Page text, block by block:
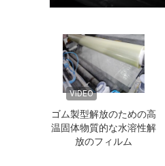
VIDEO
ゴム製型解放のための高
温固体物質的な水溶性解
放のフィルム